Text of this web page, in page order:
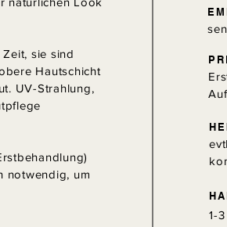
sie sind
Hautschicht
UV-Strahlung,
notwendig, um
1-